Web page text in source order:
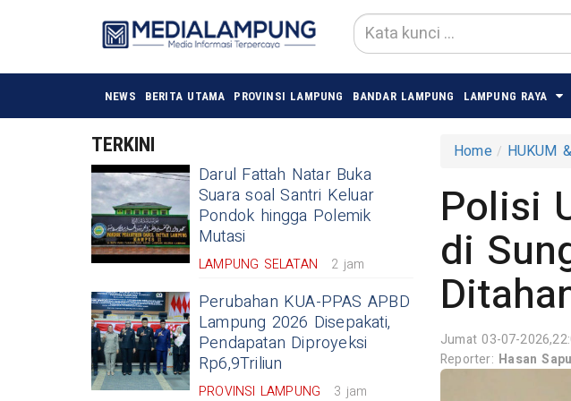
NEWS BERITA UTAMA PROVINSI LAMPUNG BANDAR LAMPUNG LAMPUNG RAYA
TERKINI
Darul Fattah Natar Buka
Suara soal Santri Keluar
Pondok hingga Polemik
Mutasi
LAMPUNG SELATAN 2 jam
Perubahan KUA-PPAS APBD
Lampung 2026 Disepakati,
Pendapatan Diproyeksi
Rp6,9Triliun
PROVINSI LAMPUNG 3 jam
Home HUKUM
Polisi
di
Jumat 03-07-
Reporter: Hasan